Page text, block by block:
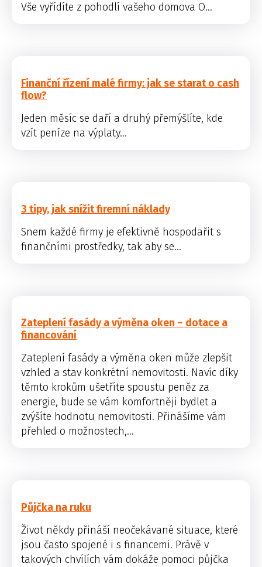
Vše vyřídíte z pohodlí vašeho domova O...
Finanční řízení malé firmy: jak se starat o cash
flow?
Jeden měsíc se daří a druhý přemýšlíte, kde
vzít peníze na výplaty...
3 tipy, jak snížit firemní náklady
Snem každé firmy je efektivně hospodařit s
finančními prostředky, tak aby se...
Zateplení fasády a výměna oken – dotace a
financování
Zateplení fasády a výměna oken může zlepšit
vzhled a stav konkrétní nemovitosti. Navíc díky
těmto krokům ušetříte spoustu peněz za
energie, bude se vám komfortněji bydlet a
zvýšíte hodnotu nemovitosti. Přinášíme vám
přehled o možnostech,...
Půjčka na ruku
Život někdy přináší neočekávané situace, které
jsou často spojené i s financemi. Právě v
takových chvílích vám dokáže pomoci půjčka